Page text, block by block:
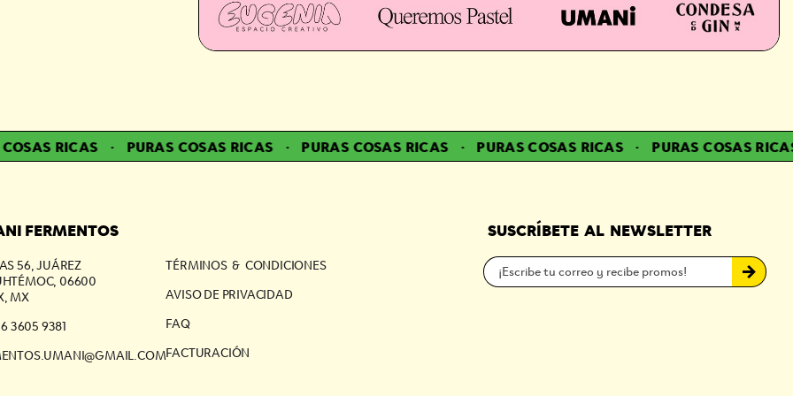
RICAS · PURAS COSAS RICAS · PURAS COSAS RICAS · PURAS COSAS RICAS · PURAS COSAS RICAS
FERMENTOS
56, JUÁREZ
06600
MX
3605 9381
TÉRMINOS & CONDICIONES
AVISO DE PRIVACIDAD
FAQ
FACTURACIÓN
SUSCRÍBETE AL NEWSLETTER